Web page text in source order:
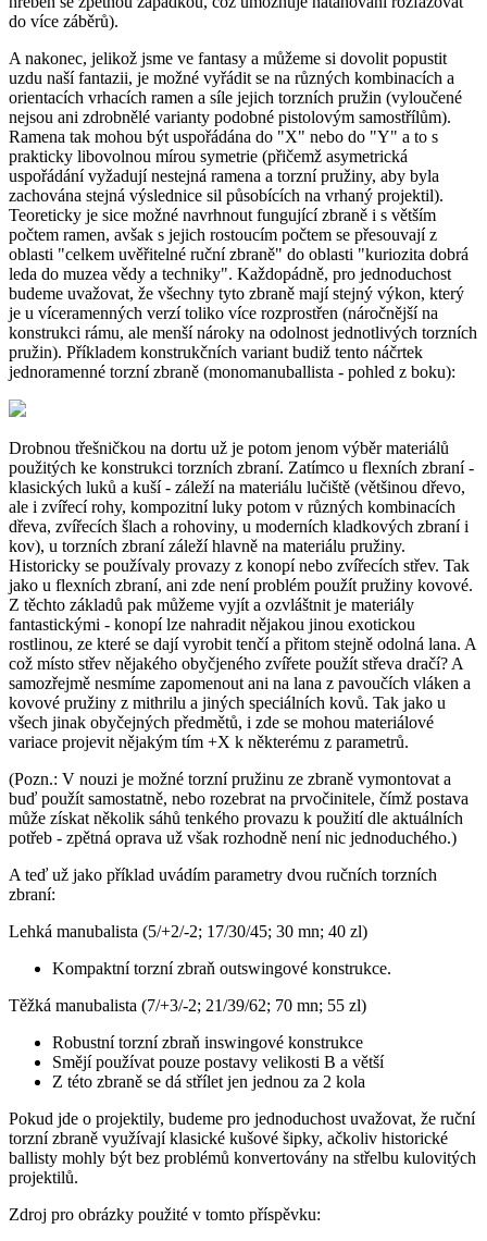
do více záběrů).
A nakonec, jelikož jsme ve fantasy a můžeme si dovolit popustit
uzdu naší fantazii, je možné vyřádit se na různých kombinacích a
orientacích vrhacích ramen a síle jejich torzních pružin (vyloučené
nejsou ani zdrobnělé varianty podobné pistolovým samostřílům).
Ramena tak mohou být uspořádána do "X" nebo do "Y" a to s
prakticky libovolnou mírou symetrie (přičemž asymetrická
uspořádání vyžadují nestejná ramena a torzní pružiny, aby byla
zachována stejná výslednice sil působících na vrhaný projektil).
Teoreticky je sice možné navrhnout fungující zbraně i s větším
počtem ramen, avšak s jejich rostoucím počtem se přesouvají z
oblasti "celkem uvěřitelné ruční zbraně" do oblasti "kuriozita dobrá
leda do muzea vědy a techniky". Každopádně, pro jednoduchost
budeme uvažovat, že všechny tyto zbraně mají stejný výkon, který
je u víceramenných verzí toliko více rozprostřen (náročnější na
konstrukci rámu, ale menší nároky na odolnost jednotlivých torzních
pružin). Příkladem konstrukčních variant budiž tento náčrtek
jednoramenné torzní zbraně (monomanuballista - pohled z boku):
Drobnou třešničkou na dortu už je potom jenom výběr materiálů
použitých ke konstrukci torzních zbraní. Zatímco u flexních zbraní -
klasických luků a kuší - záleží na materiálu lučiště (většinou dřevo,
ale i zvířecí rohy, kompozitní luky potom v různých kombinacích
dřeva, zvířecích šlach a rohoviny, u moderních kladkových zbraní i
kov), u torzních zbraní záleží hlavně na materiálu pružiny.
Historicky se používaly provazy z konopí nebo zvířecích střev. Tak
jako u flexních zbraní, ani zde není problém použít pružiny kovové.
Z těchto základů pak můžeme vyjít a ozvláštnit je materiály
fantastickými - konopí lze nahradit nějakou jinou exotickou
rostlinou, ze které se dají vyrobit tenčí a přitom stejně odolná lana. A
což místo střev nějakého obyčjeného zvířete použít střeva dračí? A
samozřejmě nesmíme zapomenout ani na lana z pavoučích vláken a
kovové pružiny z mithrilu a jiných speciálních kovů. Tak jako u
všech jinak obyčejných předmětů, i zde se mohou materiálové
variace projevit nějakým tím +X k některému z parametrů.
(Pozn.: V nouzi je možné torzní pružinu ze zbraně vymontovat a
buď použít samostatně, nebo rozebrat na prvočinitele, čímž postava
může získat několik sáhů tenkého provazu k použití dle aktuálních
potřeb - zpětná oprava už však rozhodně není nic jednoduchého.)
A teď už jako příklad uvádím parametry dvou ručních torzních
zbraní:
Lehká manubalista (5/+2/-2; 17/30/45; 30 mn; 40 zl)
Kompaktní torzní zbraň outswingové konstrukce.
Těžká manubalista (7/+3/-2; 21/39/62; 70 mn; 55 zl)
Robustní torzní zbraň inswingové konstrukce
Smějí používat pouze postavy velikosti B a větší
Z této zbraně se dá střílet jen jednou za 2 kola
Pokud jde o projektily, budeme pro jednoduchost uvažovat, že ruční
torzní zbraně využívají klasické kušové šipky, ačkoliv historické
ballisty mohly být bez problémů konvertovány na střelbu kulovitých
projektilů.
Zdroj pro obrázky použité v tomto příspěvku: